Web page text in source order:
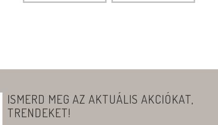
ISMERD MEG AZ AKTUÁLIS AKCIÓKAT,
TRENDEKET!